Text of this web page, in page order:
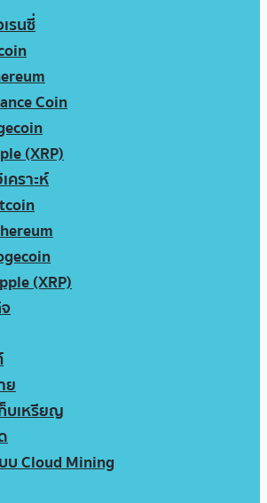
รนซี่
Coin
(XRP)
คราะห์
(XRP)
ย
บเหรียญ
บ Cloud Mining